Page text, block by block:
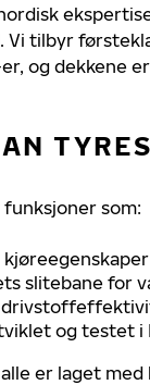
tilbyr
og dekkene
som:
slitebane for
og testet i
er laget